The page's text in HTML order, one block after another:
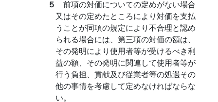
５ 前項の対価についての定めがない場合
又はその定めたところにより対価を支払
うことが同項の規定により不合理と認め
られる場合には、第三項の対価の額は、
その発明により使用者等が受けるべき利
益の額、その発明に関連して使用者等が
行う負担、貢献及び従業者等の処遇その
他の事情を考慮して定めなければならな
い。